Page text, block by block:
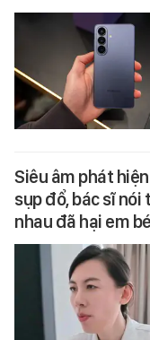
Siêu âm phát
sụp đổ, bác sĩ
nhau đã hại em